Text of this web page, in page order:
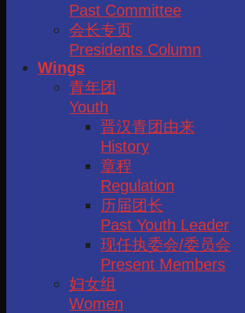
Past Committee
会长专页
Presidents Column
Wings
青年团
Youth
晋汉青团由来
History
章程
Regulation
历届团长
Past Youth Leader
现任执委会/委员会
Present Members
妇女组
Women